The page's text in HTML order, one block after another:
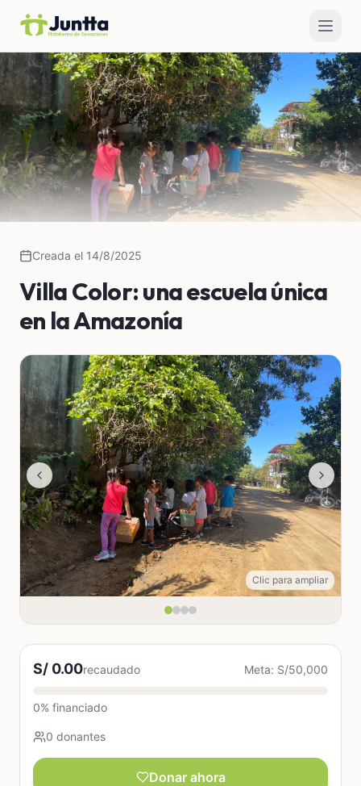
Creada el 14/8/2025
Villa Color: una escuela única
en la Amazonía
Clic para ampliar
S/ 0.00recaudado Meta: S/50,000
0% financiado
0 donantes
Donar ahora